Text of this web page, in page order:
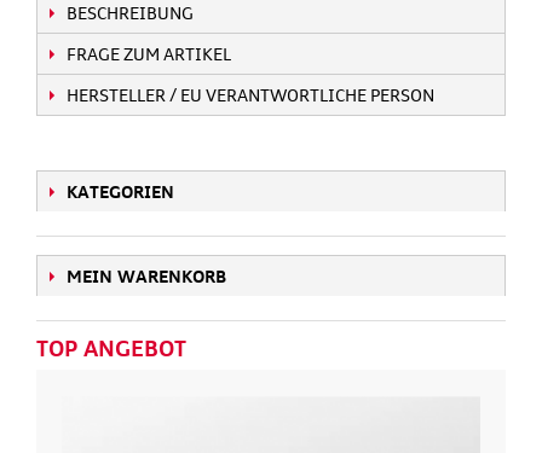
BESCHREIBUNG
FRAGE ZUM ARTIKEL
HERSTELLER / EU VERANTWORTLICHE PERSON
KATEGORIEN
MEIN WARENKORB
TOP ANGEBOT